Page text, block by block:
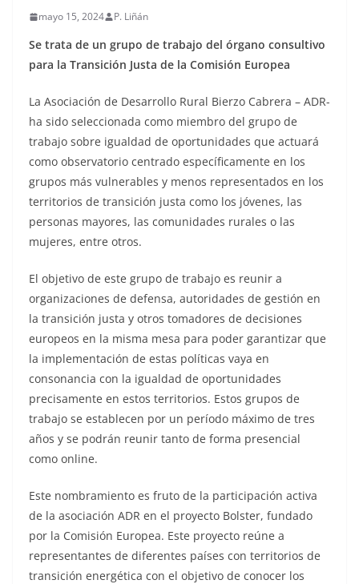
mayo 15, 2024 P. Liñán
Se trata de un grupo de trabajo del órgano consultivo
para la Transición Justa de la Comisión Europea
La Asociación de Desarrollo Rural Bierzo Cabrera – ADR-
ha sido seleccionada como miembro del grupo de
trabajo sobre igualdad de oportunidades que actuará
como observatorio centrado específicamente en los
grupos más vulnerables y menos representados en los
territorios de transición justa como los jóvenes, las
personas mayores, las comunidades rurales o las
mujeres, entre otros.
El objetivo de este grupo de trabajo es reunir a
organizaciones de defensa, autoridades de gestión en
la transición justa y otros tomadores de decisiones
europeos en la misma mesa para poder garantizar que
la implementación de estas políticas vaya en
consonancia con la igualdad de oportunidades
precisamente en estos territorios. Estos grupos de
trabajo se establecen por un período máximo de tres
años y se podrán reunir tanto de forma presencial
como online.
Este nombramiento es fruto de la participación activa
de la asociación ADR en el proyecto Bolster, fundado
por la Comisión Europea. Este proyecto reúne a
representantes de diferentes países con territorios de
transición energética con el objetivo de conocer los